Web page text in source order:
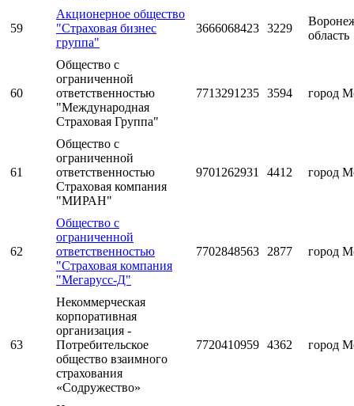
59
Акционерное общество
"Страховая бизнес
группа"
3666068423 3229
область
60
Общество с
ограниченной
ответственностью
"Международная
Страховая Группа"
7713291235 3594 город
61
Общество с
ограниченной
ответственностью
Страховая компания
"МИРАН"
9701262931 4412 город
62
Общество с
ограниченной
ответственностью
"Страховая компания
"Мегарусс-Д"
7702848563 2877 город
63
Некоммерческая
корпоративная
организация -
Потребительское
общество взаимного
страхования
«Содружество»
7720410959 4362 город